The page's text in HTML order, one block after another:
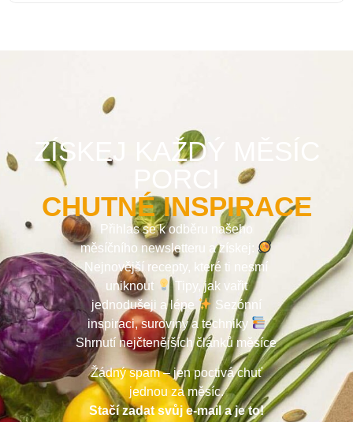
ZÍSKEJ KAŽDÝ MĚSÍC
CHUTNÉ INSPIRACE
Přihlas se k odběru našeho
měsíčního newsletteru a získej:
Nejnovější recepty, které ti nesmí
uniknout
Tipy, jak vařit
jednodušeji a lépe
Sezónní
inspiraci, suroviny a techniky
Shrnutí nejčtenějších článků měsíce
Žádný spam – jen poctivá chuť
jednou za měsíc.
Stačí zadat svůj e-mail a je to!